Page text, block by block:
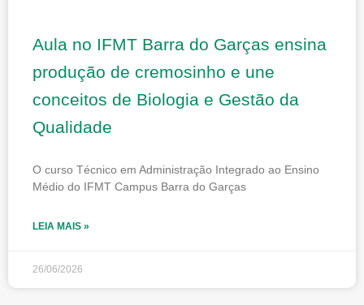
Aula no IFMT Barra do Garças ensina
produção de cremosinho e une
conceitos de Biologia e Gestão da
Qualidade
O curso Técnico em Administração Integrado ao Ensino
Médio do IFMT Campus Barra do Garças
LEIA MAIS »
26/06/2026